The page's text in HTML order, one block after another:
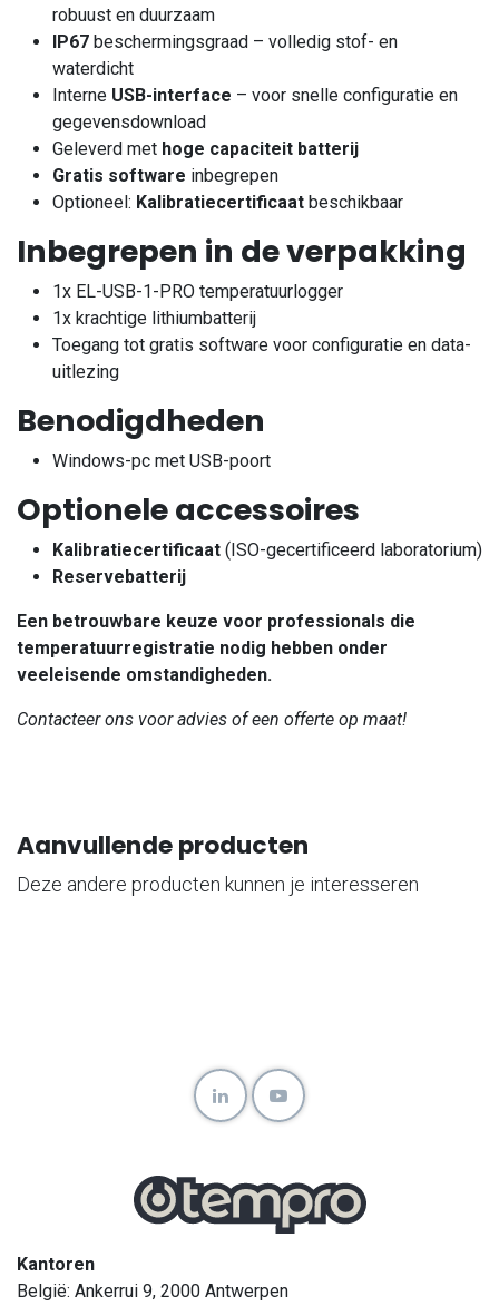
robuust en duurzaam
IP67 beschermingsgraad – volledig stof- en
waterdicht
Interne USB-interface – voor snelle configuratie en
gegevensdownload
Geleverd met hoge capaciteit batterij
Gratis software inbegrepen
Optioneel: Kalibratiecertificaat beschikbaar
Inbegrepen in de verpakking
1x EL-USB-1-PRO temperatuurlogger
1x krachtige lithiumbatterij
Toegang tot gratis software voor configuratie en data-
uitlezing
Benodigdheden
Windows-pc met USB-poort
Optionele accessoires
Kalibratiecertificaat (ISO-gecertificeerd laboratorium)
Reservebatterij
Een betrouwbare keuze voor professionals die
temperatuurregistratie nodig hebben onder
veeleisende omstandigheden.
Contacteer ons voor advies of een offerte op maat!
Aanvullende producten
Deze andere producten kunnen je interesseren
Kantoren
België: Ankerrui 9, 2000 Antwerpen